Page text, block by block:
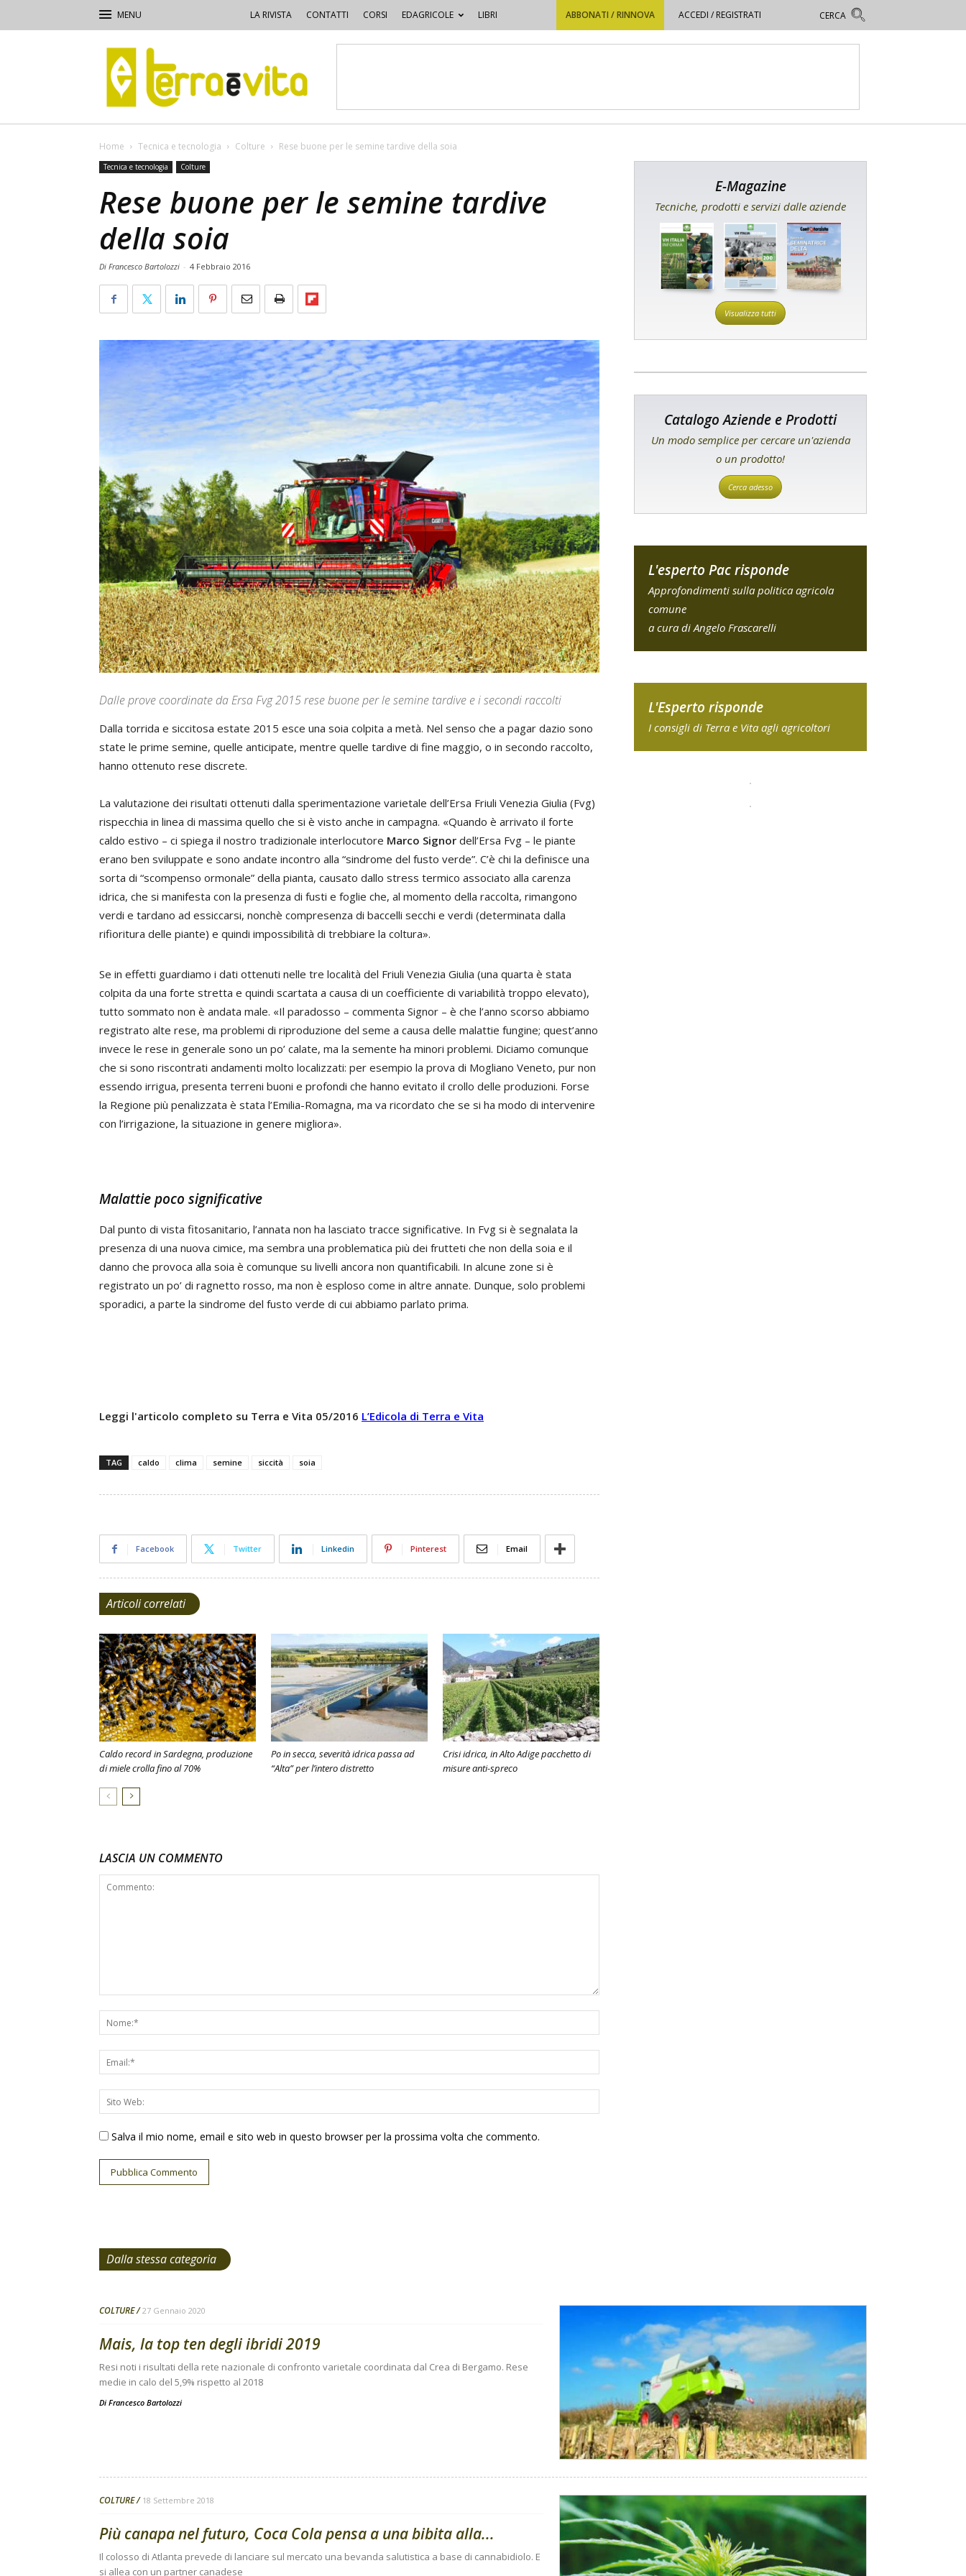
LA RIVISTA CONTATTI CORSI EDAGRICOLE LIBRI ABBONATI / RINNOVA ACCEDI / REGISTRATI
Terra
e
Vita
Home Tecnica e tecnologia Colture Rese buone per le semine tardive della soia
Tecnica e tecnologia Colture
Rese buone per le semine tardive
della soia
Di Francesco Bartolozzi - 4 Febbraio 2016
Dalle prove coordinate da Ersa Fvg 2015 rese buone per le semine tardive e i secondi raccolti
Dalla torrida e siccitosa estate 2015 esce una soia colpita a metà. Nel senso che a pagar dazio sono
state le prime semine, quelle anticipate, mentre quelle tardive di fine maggio, o in secondo raccolto,
hanno ottenuto rese discrete.
La valutazione dei risultati ottenuti dalla sperimentazione varietale dell’Ersa Friuli Venezia Giulia (Fvg)
rispecchia in linea di massima quello che si è visto anche in campagna. «Quando è arrivato il forte
caldo estivo – ci spiega il nostro tradizionale interlocutore Marco Signor dell’Ersa Fvg – le piante
erano ben sviluppate e sono andate incontro alla “sindrome del fusto verde”. C’è chi la definisce una
sorta di “scompenso ormonale” della pianta, causato dallo stress termico associato alla carenza
idrica, che si manifesta con la presenza di fusti e foglie che, al momento della raccolta, rimangono
verdi e tardano ad essiccarsi, nonchè compresenza di baccelli secchi e verdi (determinata dalla
rifioritura delle piante) e quindi impossibilità di trebbiare la coltura».
Se in effetti guardiamo i dati ottenuti nelle tre località del Friuli Venezia Giulia (una quarta è stata
colpita da una forte stretta e quindi scartata a causa di un coefficiente di variabilità troppo elevato),
tutto sommato non è andata male. «Il paradosso – commenta Signor – è che l’anno scorso abbiamo
registrato alte rese, ma problemi di riproduzione del seme a causa delle malattie fungine; quest’anno
invece le rese in generale sono un po’ calate, ma la semente ha minori problemi. Diciamo comunque
che si sono riscontrati andamenti molto localizzati: per esempio la prova di Mogliano Veneto, pur non
essendo irrigua, presenta terreni buoni e profondi che hanno evitato il crollo delle produzioni. Forse
la Regione più penalizzata è stata l’Emilia-Romagna, ma va ricordato che se si ha modo di intervenire
con l’irrigazione, la situazione in genere migliora».
Malattie poco significative
Dal punto di vista fitosanitario, l’annata non ha lasciato tracce significative. In Fvg si è segnalata la
presenza di una nuova cimice, ma sembra una problematica più dei frutteti che non della soia e il
danno che provoca alla soia è comunque su livelli ancora non quantificabili. In alcune zone si è
registrato un po’ di ragnetto rosso, ma non è esploso come in altre annate. Dunque, solo problemi
sporadici, a parte la sindrome del fusto verde di cui abbiamo parlato prima.
Leggi l'articolo completo su Terra e Vita 05/2016 L’Edicola di Terra e Vita
TAG caldo clima semine siccità soia
Facebook Twitter Linkedin Pinterest Email
Articoli correlati
Caldo record in Sardegna, produzione
di miele crolla fino al 70%
Po in secca, severità idrica passa ad
“Alta” per l’intero distretto
Crisi idrica, in Alto Adige pacchetto di
misure anti-spreco
LASCIA UN COMMENTO
Salva il mio nome, email e sito web in questo browser per la prossima volta che commento.
E-Magazine
Tecniche, prodotti e servizi dalle aziende
Visualizza tutti
Catalogo Aziende e Prodotti
Un modo semplice per cercare un'azienda
o un prodotto!
Cerca adesso
L'esperto Pac risponde
Approfondimenti sulla politica agricola
comune
a cura di Angelo Frascarelli
L'Esperto risponde
I consigli di Terra e Vita agli agricoltori
Dalla stessa categoria
COLTURE 27 Gennaio 2020
Mais, la top ten degli ibridi 2019
Resi noti i risultati della rete nazionale di confronto varietale coordinata dal Crea di Bergamo. Rese
medie in calo del 5,9% rispetto al 2018
Di Francesco Bartolozzi
COLTURE 18 Settembre 2018
Più canapa nel futuro, Coca Cola pensa a una bibita alla...
Il colosso di Atlanta prevede di lanciare sul mercato una bevanda salutistica a base di cannabidiolo. E
si allea con un partner canadese